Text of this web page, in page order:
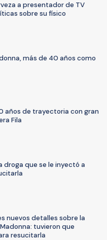
a presentador de TV
sobre su físico
más de 40 años como
años de trayectoria con gran
Fila
droga que se le inyectó a
nuevos detalles sobre la
tuvieron que
resucitarla